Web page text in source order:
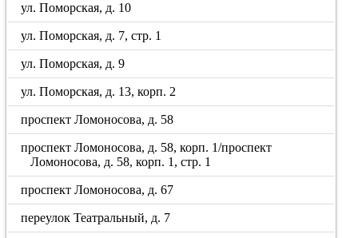
ул. Поморская, д. 10
ул. Поморская, д. 7, стр. 1
ул. Поморская, д. 9
ул. Поморская, д. 13, корп. 2
проспект Ломоносова, д. 58
проспект Ломоносова, д. 58, корп. 1/проспект
Ломоносова, д. 58, корп. 1, стр. 1
проспект Ломоносова, д. 67
переулок Театральный, д. 7